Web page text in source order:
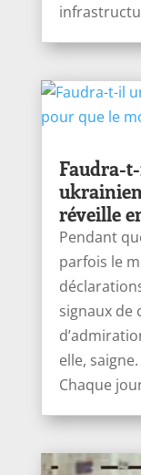
Faudra-
réveille
Pendant
parfois le
signaux de
elle,
Chaque